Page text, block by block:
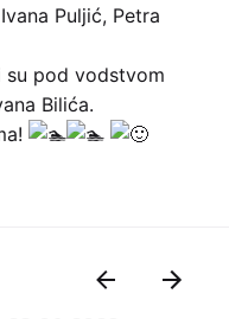
Puljić, Petra
su pod vodstvom
Bilića.